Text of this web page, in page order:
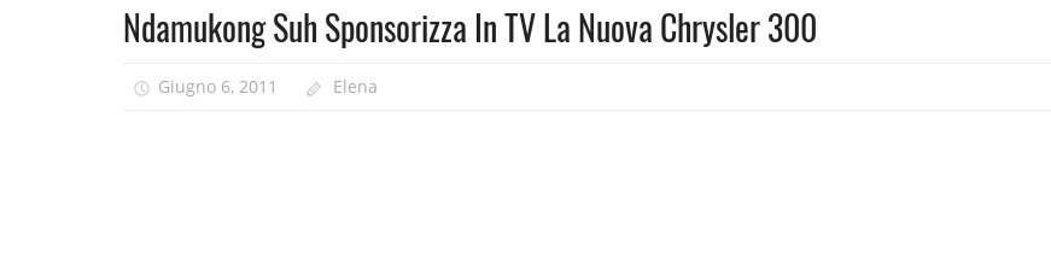
Ndamukong Suh Sponsorizza In TV La Nuova Chrysler 300
Giugno 6, 2011 Elena